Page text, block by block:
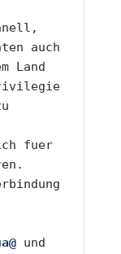
auch
Land
fuer
und